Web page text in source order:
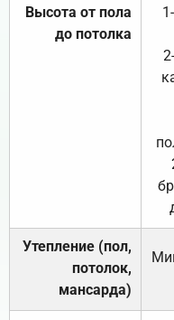
Высота от пола
до потолка
Утепление (пол,
потолок,
мансарда)